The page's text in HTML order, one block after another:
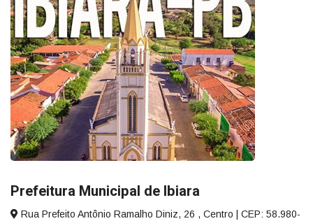
Prefeitura Municipal de Ibiara
Rua Prefeito Antônio Ramalho Diniz, 26 , Centro | CEP: 58.980-